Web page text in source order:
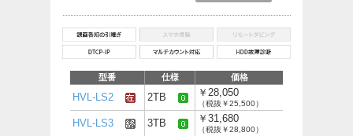
型番 仕様 価格
HVL-LS2 2TB ￥28,050
（税抜￥25,500）
HVL-LS3 3TB ￥31,680
（税抜￥28,800）